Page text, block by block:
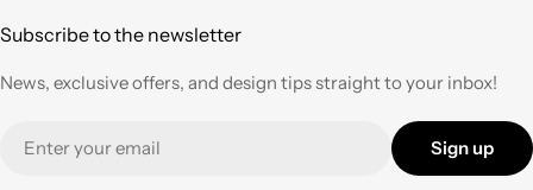
velocità nell'evasione
prezzo corretto !
Tornerò su questo
Subscribe to the newsletter
News, exclusive offers, and design tips straight to your inbox!
Sign up